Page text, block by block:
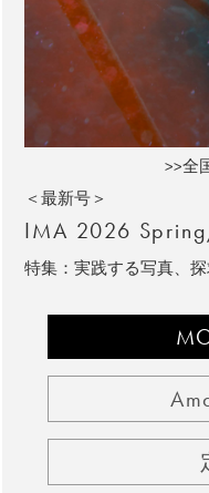
>>全
＜最新号＞
IMA 2026
特集：実践する写真、